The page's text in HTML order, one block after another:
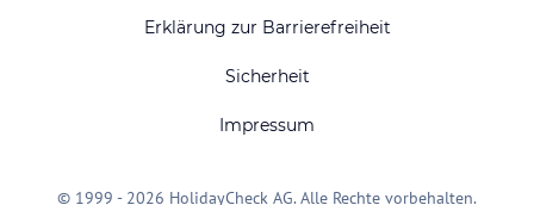
Erklärung zur Barrierefreiheit
Sicherheit
Impressum
© 1999 - 2026 HolidayCheck AG. Alle Rechte vorbehalten.